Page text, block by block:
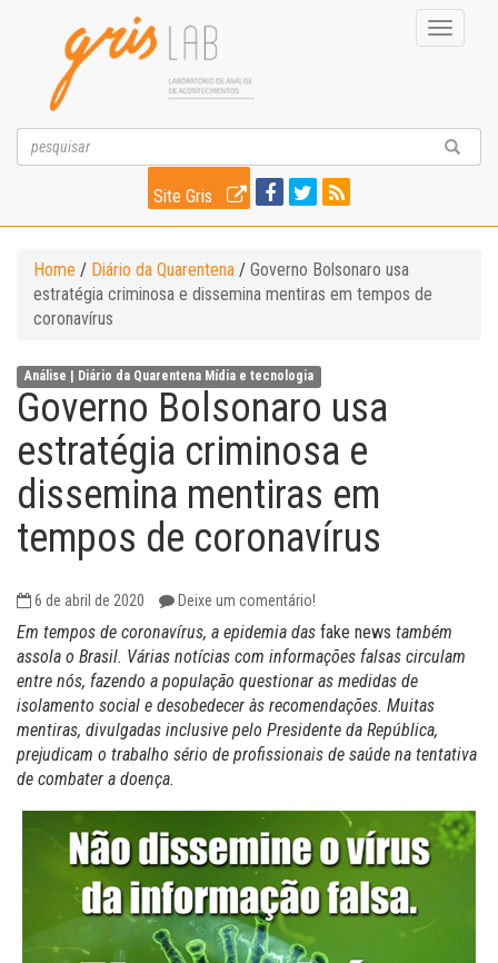
Toggle
Site Gris
Home / Diário da Quarentena / Governo Bolsonaro usa
estratégia criminosa e dissemina mentiras em tempos de
coronavírus
Análise | Diário da Quarentena Mídia e tecnologia
Governo Bolsonaro usa
estratégia criminosa e
dissemina mentiras em
tempos de coronavírus
6 de abril de 2020 Deixe um comentário!
Em tempos de coronavírus, a epidemia das fake news também
assola o Brasil. Várias notícias com informações falsas circulam
entre nós, fazendo a população questionar as medidas de
isolamento social e desobedecer às recomendações. Muitas
mentiras, divulgadas inclusive pelo Presidente da República,
prejudicam o trabalho sério de profissionais de saúde na tentativa
de combater a doença.